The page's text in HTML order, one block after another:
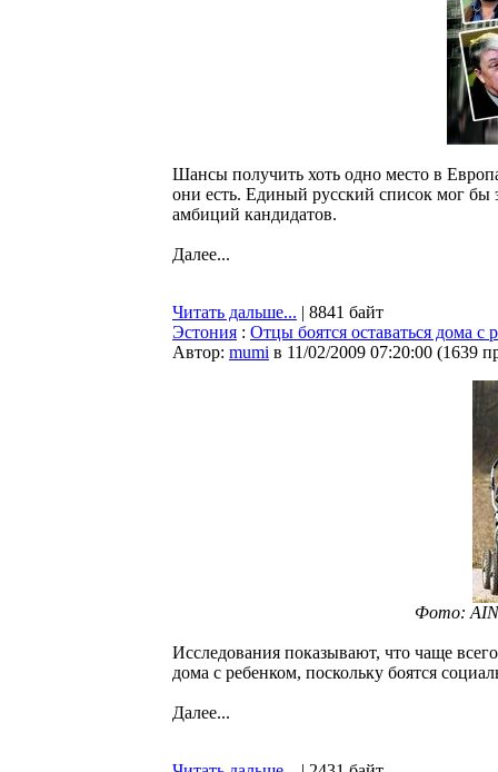
Шансы получить хоть одно место в
они есть. Единый русский список мог бы
амбиций кандидатов.
Далее...
Читать дальше... | 8841 байт
Эстония : Отцы боятся оставаться дома с
Автор: mumi в 11/02/2009 07:20:00 (1639
Фото: AIN
Исследования показывают, что чаще
дома с ребенком, поскольку боятся
Далее...